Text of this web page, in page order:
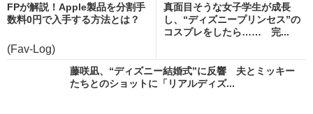
FPが解説！Apple製品を分割手
数料0円で入手する方法とは？
(Fav-Log)
真面目そうな女子学生が成長
し、“ディズニープリンセス”の
コスプレをしたら…… 完...
藤咲凪、“ディズニー結婚式”に反響 夫とミッキー
たちとのショットに「リアルディズ...